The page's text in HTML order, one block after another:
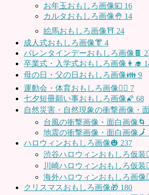
お年玉おもしろ画像💴 16
カルタおもしろ画像🤚 14
絵馬おもしろ画像⛩ 24
成人式おもしろ画像👘 4
バレンタインデーおもしろ画像🍫
卒業式・入学式おもしろ画像👩‍🎓
母の日・父の日おもしろ画像👪 9
運動会・体育おもしろ画像🤸‍♂️ 7
七夕短冊願い事おもしろ画像🌠 68
自然災害・自然現象の衝撃画像・
台風の衝撃画像・面白画像🌀
地震の衝撃画像・面白画像🗾
ハロウィンおもしろ画像🎃 237
渋谷ハロウィンおもしろ仮装
川崎ハロウィンおもしろ仮装
海外ハロウィンおもしろ画像
クリスマスおもしろ画像🎁 180